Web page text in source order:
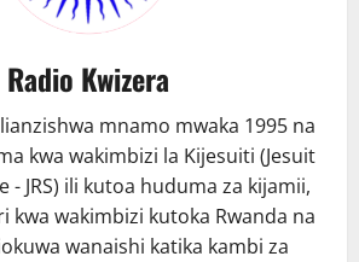
Radio Kwizera
mnamo mwaka 1995 na
kwa wakimbizi la Kijesuiti (Jesuit
- JRS) ili kutoa huduma za kijamii,
kwa wakimbizi kutoka Rwanda na
wanaishi katika kambi za